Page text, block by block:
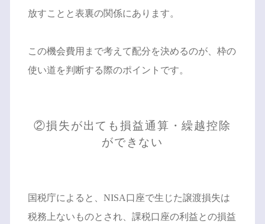
放すことと表裏の関係にあります。
この機会費用まで考えて配分を決めるのが、枠の
使い道を判断する際のポイントです。
②損失が出ても損益通算・繰越控除
ができない
国税庁によると、NISA口座で生じた譲渡損失は
税務上ないものとされ、課税口座の利益との損益